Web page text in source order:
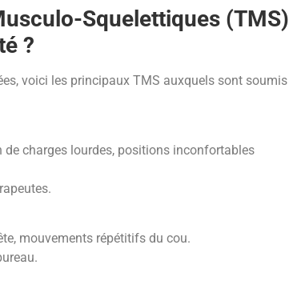
Squelettiques (TMS)
?
voici les principaux TMS auxquels sont soumis
charges lourdes, positions inconfortables
mouvements répétitifs du cou.